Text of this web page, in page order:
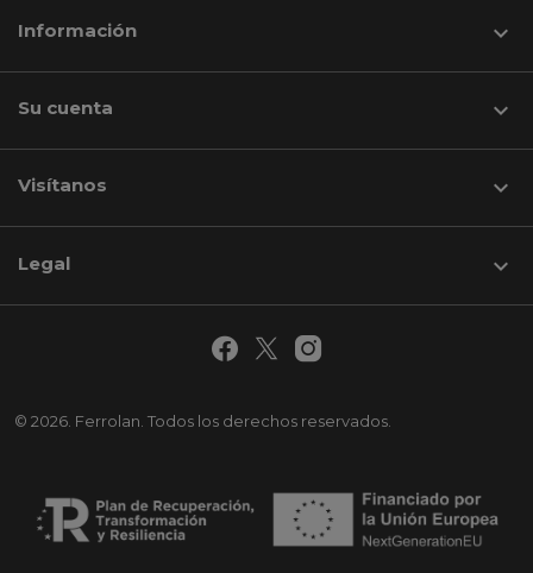
Información 
Su cuenta 
Visítanos keyboard_arrow_down
© 2026. Ferrolan. Todos los derechos reservados.
Legal 